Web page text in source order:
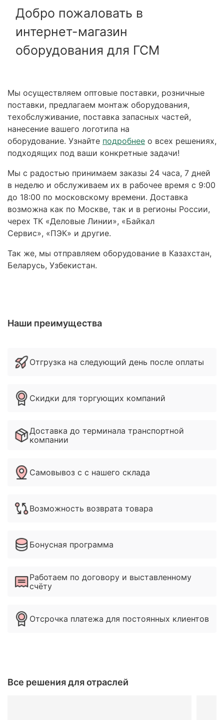
Добро пожаловать в
интернет-магазин
оборудования для ГСМ
Мы осуществляем оптовые поставки, розничные
поставки, предлагаем монтаж оборудования,
техобслуживание, поставка запасных частей,
нанесение вашего логотипа на
оборудование. Узнайте подробнее о всех решениях,
подходящих под ваши конкретные задачи!
Мы с радостью принимаем заказы 24 часа, 7 дней
в неделю и обслуживаем их в рабочее время с 9:00
до 18:00 по московскому времени. Доставка
возможна как по Москве, так и в регионы России,
черех ТК «Деловые Линии», «Байкал
Сервис», «ПЭК» и другие.
Так же, мы отправляем оборудование в Казахстан,
Беларусь, Узбекистан.
Наши преимущества
Отгрузка на следующий день после оплаты
Скидки для торгующих компаний
Доставка до терминала транспортной
компании
Самовывоз с с нашего склада
Возможность возврата товара
Бонусная программа
Работаем по договору и выставленному
счёту
Отсрочка платежа для постоянных клиентов
Все решения для отраслей